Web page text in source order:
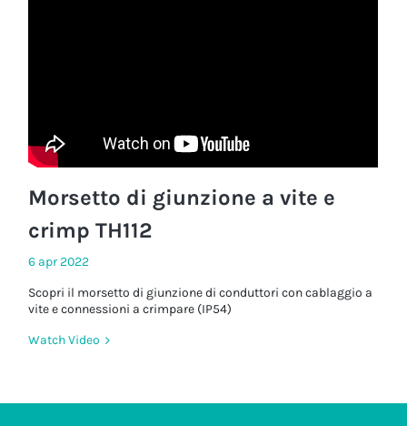
Morsetto di giunzione a vite e
crimp TH112
6 apr 2022
Scopri il morsetto di giunzione di conduttori con cablaggio a
vite e connessioni a crimpare (IP54)
Watch Video